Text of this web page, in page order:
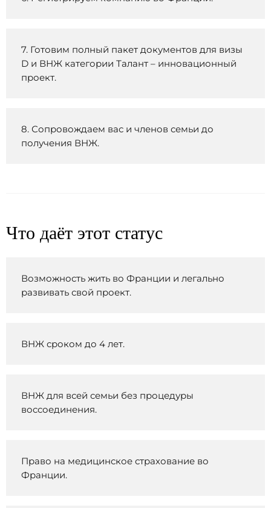
7. Готовим полный пакет документов для визы
D и ВНЖ категории Талант – инновационный
проект.
8. Сопровождаем вас и членов семьи до
получения ВНЖ.
Что даёт этот статус
Возможность жить во Франции и легально
развивать свой проект.
ВНЖ сроком до 4 лет.
ВНЖ для всей семьи без процедуры
воссоединения.
Право на медицинское страхование во
Франции.